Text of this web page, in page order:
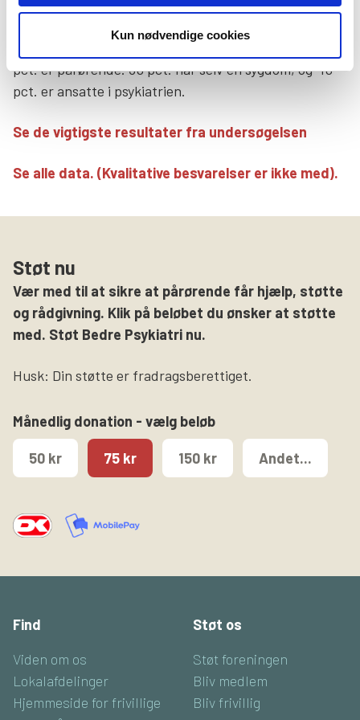
Kun nødvendige cookies
4.750 personer har deltaget i undersøgelsen.
og blandt Bedre Psykiatris medlemmer. De fleste – 60
pct. er pårørende. 30 pct. har selv en sygdom, og 10
pct. er ansatte i psykiatrien.
Se de vigtigste resultater fra undersøgelsen
Se alle data. (Kvalitative besvarelser er ikke med).
Støt nu
Vær med til at sikre at pårørende får hjælp, støtte
og rådgivning. Klik på beløbet du ønsker at støtte
med. Støt Bedre Psykiatri nu.
Husk: Din støtte er fradragsberettiget.
Månedlig donation - vælg beløb
50 kr 75 kr 150 kr Andet...
Find
Viden om os
Lokalafdelinger
Hjemmeside for frivillige
Støt os
Støt foreningen
Bliv medlem
Bliv frivillig